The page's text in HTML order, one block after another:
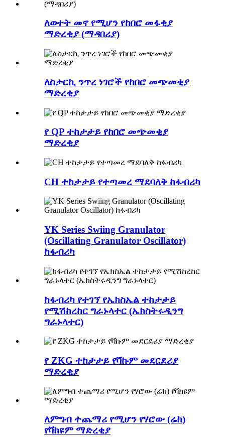
ለወተት መኖ የሚሆን የከበሮ መፋቂያ
ማድረቂያ (ማዳበሪያ)
ለስታርኪ ንጥረ ነገሮች የከበሮ መጭመቂያ
ማድረቂያ
የ QP ተከታታይ የከበሮ መጭመቂያ
ማድረቂያ
CH ተከታታይ የተጣመረ ማደባለቅ ከፋብሪካ
YK Series Swiing Granulator
(Oscillating Granulator Oscillator)
ከፋብሪካ
ከፋብሪካ የተገኘ የኤክስኤል ተከታታይ
የሚሽከረከር ግራኑላተር (ኤክስትሩዲንግ
ግራኑላተር)
የ ZKG ተከታታይ የቫኩም መደርደሪያ
ማድረቂያ
ለምግብ ተጨማሪ የሚሆን የሃሮው (ሬክ)
የቫክዩም ማድረቂያ